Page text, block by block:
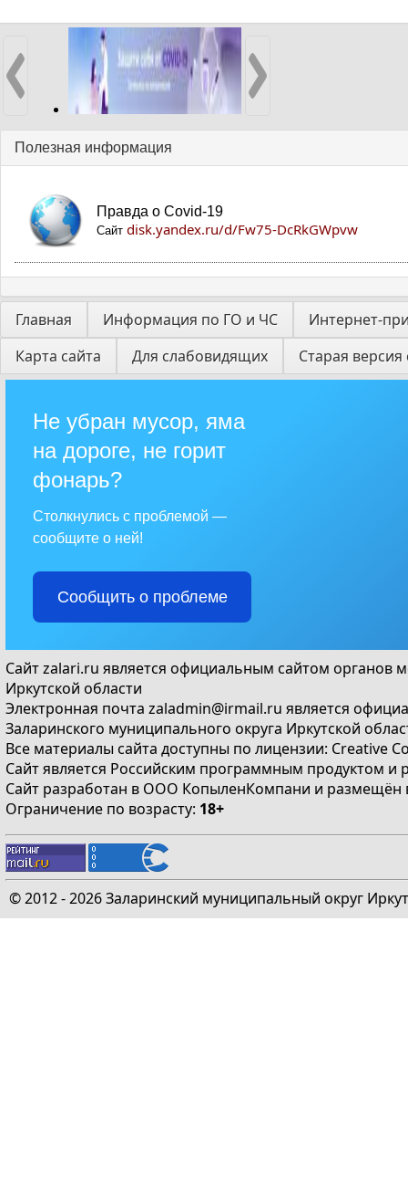
Полезная информация
Правда о Covid-19
Сайт disk.yandex.ru/d/Fw75-DcRkGWpvw
Главная Информация по ГО и ЧС
Интернет-
Карта сайта
Для слабовидящих Старая версия
Не убран мусор, яма
на дороге, не горит
фонарь?
Столкнулись с проблемой —
сообщите о ней!
Сообщить о проблеме
Сайтzalari.ru является официальным сайтом органов
Иркутской области
Электронная почта zaladmin@irmail.ru является
Заларинского муниципального округа Иркутской
Все материалы сайта доступны по лицензии: Creative
Сайт является Российским программным продуктом
Сайт разработан в ООО КопыленКомпани и размещён
Ограничение по возрасту: 18+
© 2012 - 2026 Заларинский муниципальный округ